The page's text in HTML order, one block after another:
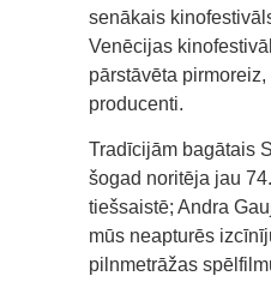
senākais
Venēcijas
pārstāvēta
producenti.
Tradīcijām bagātais
šogad noritēja jau
tiešsaistē; Andra
mūs neapturēs
pilnmetrāžas